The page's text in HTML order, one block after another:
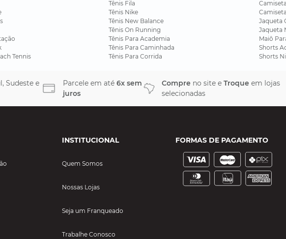
Tennis
Tênis Fila
Tênis Nike
Tênis New Balance
Tênis On Running
Tênis Para Academia
Tênis Para Caminhada
Tênis Para Corrida
Jaqueta
Jaqueta
Maiô
Shorts
Shorts
Sudeste e
Parcele em até 6x sem
juros
Compre no site e Troque em lojas
selecionadas
INSTITUCIONAL
Quem Somos
Nossas Lojas
Seja um Franqueado
Trabalhe Conosco
FORMAS DE PAGAMENTO